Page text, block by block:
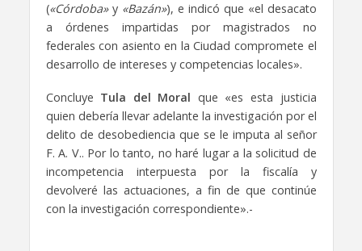
(«Córdoba»y «Bazán»), e indicó que «el desacato
a órdenes impartidas por magistrados no
federales con asiento en la Ciudad compromete el
desarrollo de intereses y competencias locales».
Concluye Tula del Moral que «es esta justicia
quien debería llevar adelante la investigación por el
delito de desobediencia que se le imputa al señor
F. A. V.. Por lo tanto, no haré lugar a la solicitud de
incompetencia interpuesta por la fiscalía y
devolveré las actuaciones, a fin de que continúe
con la investigación correspondiente».-